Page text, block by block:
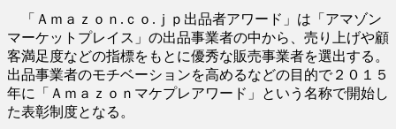
「Ａｍａｚｏｎ.ｃｏ.ｊｐ出品者アワード」は「アマゾン
マーケットプレイス」の出品事業者の中から、売り上げや顧
客満足度などの指標をもとに優秀な販売事業者を選出する。
出品事業者のモチベーションを高めるなどの目的で２０１５
年に「Ａｍａｚｏｎマケプレアワード」という名称で開始し
た表彰制度となる。